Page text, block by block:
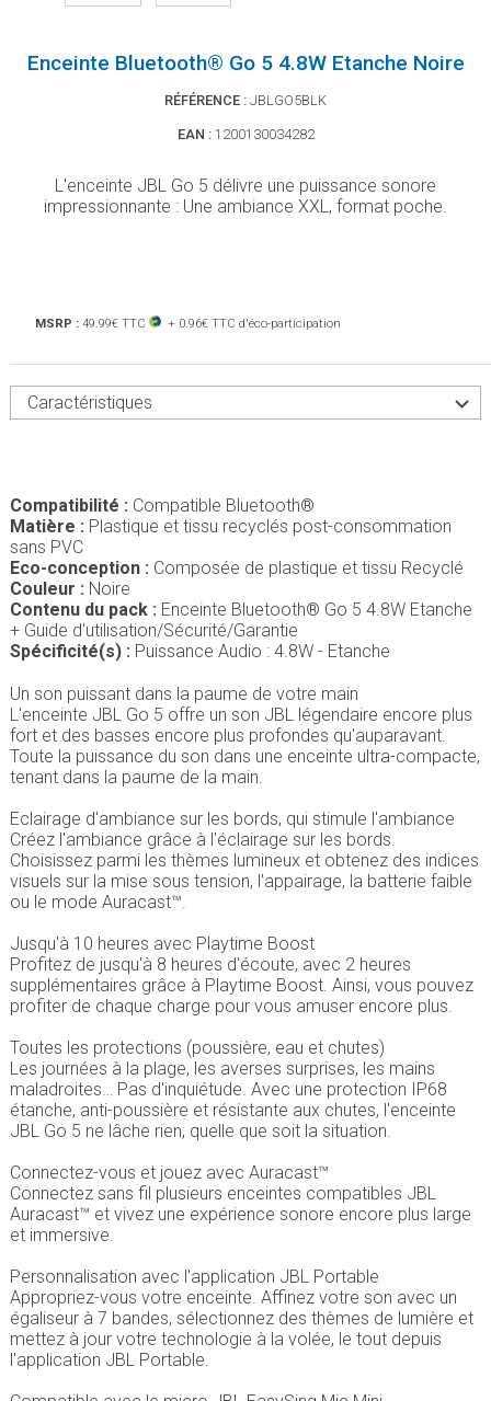
Enceinte Bluetooth® Go 5 4.8W Etanche Noire
RÉFÉRENCE : JBLGO5BLK
EAN : 1200130034282
L'enceinte JBL Go 5 délivre une puissance sonore
impressionnante : Une ambiance XXL, format poche.
MSRP :49.99€ TTC + 0.96€ TTC d'éco-participation
Caractéristiques
Compatibilité : Compatible Bluetooth®
Matière : Plastique et tissu recyclés post-consommation
sans PVC
Eco-conception : Composée de plastique et tissu Recyclé
Couleur : Noire
Contenu du pack : Enceinte Bluetooth® Go 5 4.8W Etanche
+ Guide d'utilisation/Sécurité/Garantie
Spécificité(s) : Puissance Audio : 4.8W - Etanche
Un son puissant dans la paume de votre main
L'enceinte JBL Go 5 offre un son JBL légendaire encore plus
fort et des basses encore plus profondes qu'auparavant.
Toute la puissance du son dans une enceinte ultra-compacte,
tenant dans la paume de la main.
Eclairage d'ambiance sur les bords, qui stimule l'ambiance
Créez l'ambiance grâce à l'éclairage sur les bords.
Choisissez parmi les thèmes lumineux et obtenez des indices
visuels sur la mise sous tension, l'appairage, la batterie faible
ou le mode Auracast™.
Jusqu'à 10 heures avec Playtime Boost
Profitez de jusqu'à 8 heures d'écoute, avec 2 heures
supplémentaires grâce à Playtime Boost. Ainsi, vous pouvez
profiter de chaque charge pour vous amuser encore plus.
Toutes les protections (poussière, eau et chutes)
Les journées à la plage, les averses surprises, les mains
maladroites… Pas d'inquiétude. Avec une protection IP68
étanche, anti-poussière et résistante aux chutes, l'enceinte
JBL Go 5 ne lâche rien, quelle que soit la situation.
Connectez-vous et jouez avec Auracast™
Connectez sans fil plusieurs enceintes compatibles JBL
Auracast™ et vivez une expérience sonore encore plus large
et immersive.
Personnalisation avec l'application JBL Portable
Appropriez-vous votre enceinte. Affinez votre son avec un
égaliseur à 7 bandes, sélectionnez des thèmes de lumière et
mettez à jour votre technologie à la volée, le tout depuis
l'application JBL Portable.